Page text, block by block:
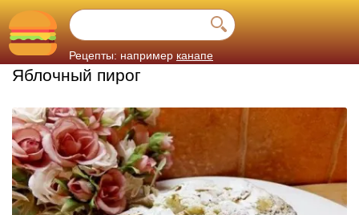
Рецепты: например канапе
Яблочный пирог